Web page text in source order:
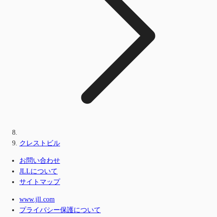
クレストビル
お問い合わせ
JLLについて
サイトマップ
www.jll.com
プライバシー保護について